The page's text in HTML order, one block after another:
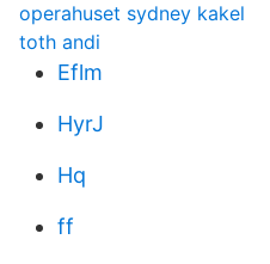
operahuset sydney kakel
toth andi
Eflm
HyrJ
Hq
ff